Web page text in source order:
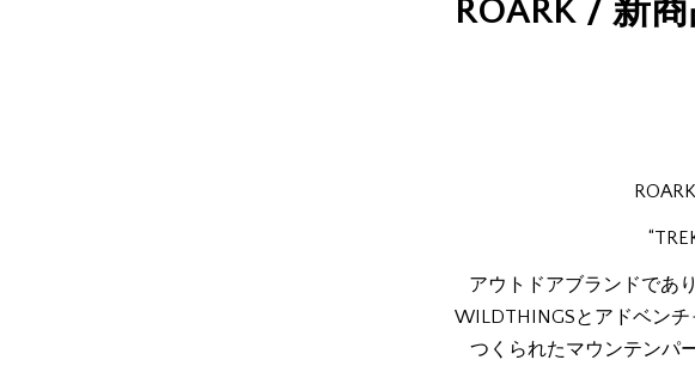
ROARK / 新
アウトドアブランドであ
WILDTHINGSとアドベン
つくられたマウンテンパ